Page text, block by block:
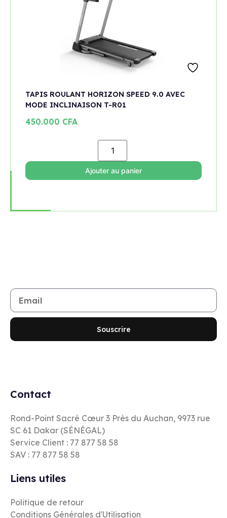
TAPIS ROULANT HORIZON SPEED 9.0 AVEC
MODE INCLINAISON T-R01
450.000 CFA
Ajouter au panier
Souscrire
Contact
Rond-Point Sacré Cœur 3 Près du Auchan, 9973 rue
SC 61 Dakar (SÉNÉGAL)
Service Client : 77 877 58 58
SAV : 77 877 58 58
Liens utiles
Politique de retour
Conditions Générales d'Utilisation